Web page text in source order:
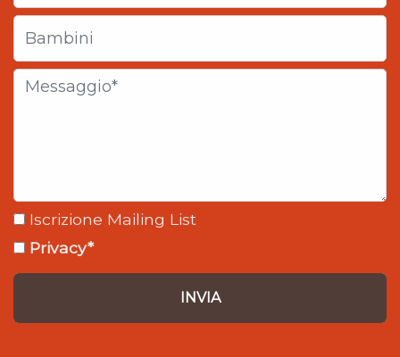
Iscrizione Mailing List
Privacy*
INVIA